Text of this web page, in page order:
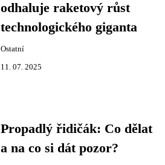
odhaluje raketový růst
technologického giganta
Ostatní
11. 07. 2025
Propadlý řidičák: Co dělat
a na co si dát pozor?